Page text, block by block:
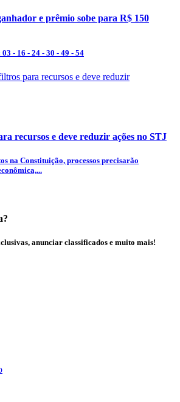
e prêmio sobe para R$ 150
- 16 - 24 - 30 - 49 - 54
recursos e deve reduzir ações no STJ
na Constituição, processos precisarão
anunciar classificados e muito mais!